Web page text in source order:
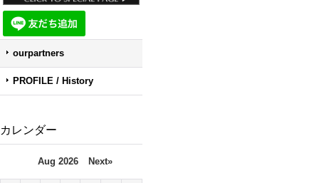
ourpartners
PROFILE / History
カレンダー
Aug 2026 Next»